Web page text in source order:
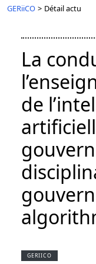
GERiiCO > Détail actu
La
de
GERIICO